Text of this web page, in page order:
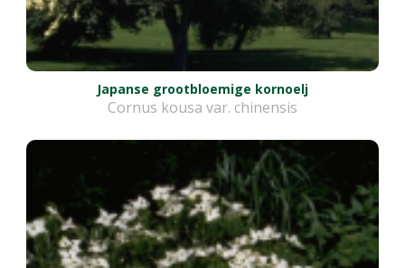
Japanse grootbloemige kornoelj
Cornus kousa var. chinensis